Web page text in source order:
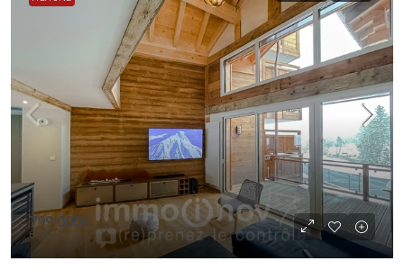
799 000€
6 392€